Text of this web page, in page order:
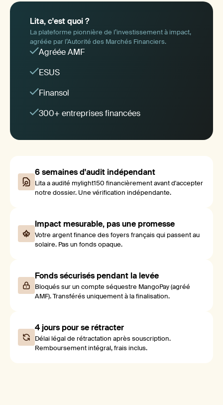
Lita, c'est quoi ?
La plateforme pionnière de l’investissement à impact,
agréée par l’Autorité des Marchés Financiers.
Agréée AMF
ESUS
Finansol
300+ entreprises financées
6 semaines d'audit indépendant
Lita a audité mylight150 financièrement avant d'accepter
notre dossier. Une vérification indépendante.
Impact mesurable, pas une promesse
Votre argent finance des foyers français qui passent au
solaire. Pas un fonds opaque.
Fonds sécurisés pendant la levée
Bloqués sur un compte séquestre MangoPay (agréé
AMF). Transférés uniquement à la finalisation.
4 jours pour se rétracter
Délai légal de rétractation après souscription.
Remboursement intégral, frais inclus.